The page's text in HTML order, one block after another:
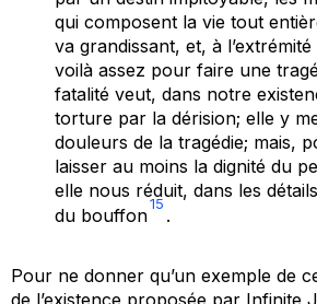
qui composent la vie tout
va grandissant, et, à
voilà assez pour faire une
fatalité veut, dans notre
torture par la dérision; elle y
douleurs de la tragédie; mais,
laisser au moins la dignité du
elle nous réduit, dans les
du bouffon
15
.
Pour ne donner qu’un exemple de
de l’existence proposée par Infinite